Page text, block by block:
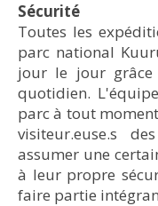
©Olivier Paradis
© Dominique Paradis
• Hébergement
d’électricité et
cuisine et un
pour se rassembler).
Sécurité
Toutes les
parc national
jour le jour grâce
quotidien.
parc à tout
visiteur.euse.s
assumer une
à leur propre
faire partie